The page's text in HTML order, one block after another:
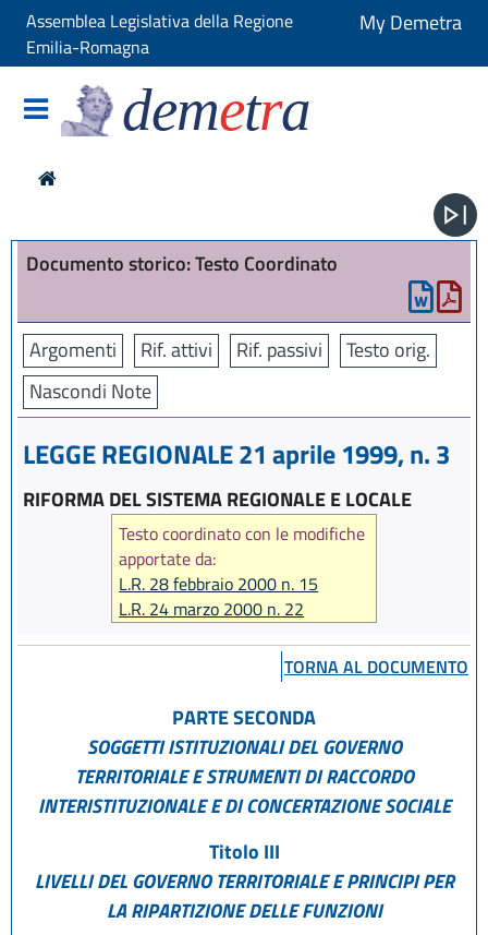
Assemblea Legislativa della Regione
Emilia-Romagna
My Demetra
demetra
Documento storico: Testo Coordinato
Argomenti Rif. attivi Rif. passivi
Testo orig.
Nascondi Note
LEGGE REGIONALE 21 aprile 1999, n. 3
RIFORMA DEL SISTEMA REGIONALE E LOCALE
Testo coordinato con le modifiche
apportate da:
L.R. 28 febbraio 2000 n. 15
L.R. 24 marzo 2000 n. 22
L.R. 26 aprile 2001 n. 11
L.R. 4 maggio 2001 n. 12
L.R. 13 novembre 2001 n. 36
L.R. 13 novembre 2001 n. 38
L.R. 26 novembre 2001 n. 43
L.R. 25 novembre 2002 n. 31
L.R. 19 dicembre 2002 n. 36
L.R. 31 marzo 2003 n. 7
L.R. 30 giugno 2003 n. 12
L.R. 4 dicembre 2003 n. 24
TORNA AL DOCUMENTO
PARTE SECONDA
SOGGETTI ISTITUZIONALI DEL GOVERNO
TERRITORIALE E STRUMENTI DI RACCORDO
INTERISTITUZIONALE E DI CONCERTAZIONE SOCIALE
Titolo III
LIVELLI DEL GOVERNO TERRITORIALE E PRINCIPI PER
LA RIPARTIZIONE DELLE FUNZIONI